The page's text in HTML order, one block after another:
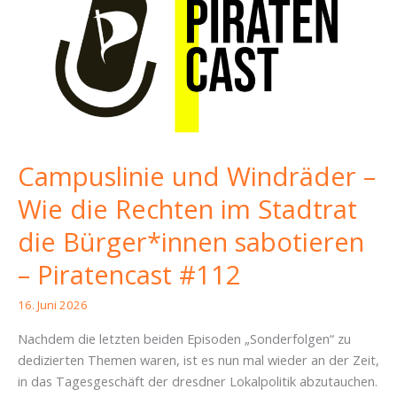
Campuslinie und Windräder –
Wie die Rechten im Stadtrat
die Bürger*innen sabotieren
– Piratencast #112
16. Juni 2026
Nachdem die letzten beiden Episoden „Sonderfolgen“ zu
dedizierten Themen waren, ist es nun mal wieder an der Zeit,
in das Tagesgeschäft der dresdner Lokalpolitik abzutauchen.